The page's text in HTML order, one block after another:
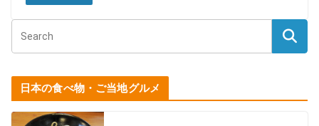
日本の食べ物・ご当地グルメ